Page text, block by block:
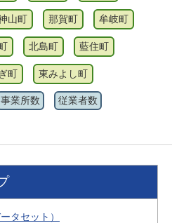
山町 那賀町 牟岐町
北島町 藍住町
町 東みよし町
事業所数 従業者数
タセット）